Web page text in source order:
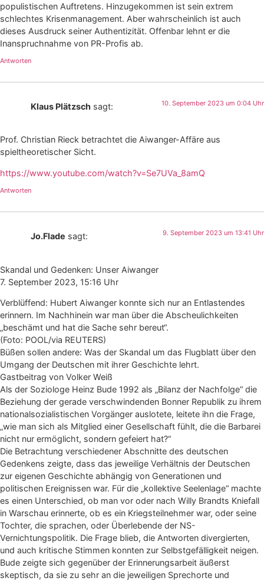
populistischen Auftretens. Hinzugekommen ist sein extrem
schlechtes Krisenmanagement. Aber wahrscheinlich ist auch
dieses Ausdruck seiner Authentizität. Offenbar lehnt er die
Inanspruchnahme von PR-Profis ab.
Antworten
Klaus Plätzsch sagt: 10. September 2023 um 0:04 Uhr
Prof. Christian Rieck betrachtet die Aiwanger-Affäre aus
spieltheoretischer Sicht.
https://www.youtube.com/watch?v=Se7UVa_8amQ
Antworten
Jo.Flade sagt: 9. September 2023 um 13:41 Uhr
Skandal und Gedenken: Unser Aiwanger
7. September 2023, 15:16 Uhr
Verblüffend: Hubert Aiwanger konnte sich nur an Entlastendes
erinnern. Im Nachhinein war man über die Abscheulichkeiten
„beschämt und hat die Sache sehr bereut“.
(Foto: POOL/via REUTERS)
Büßen sollen andere: Was der Skandal um das Flugblatt über den
Umgang der Deutschen mit ihrer Geschichte lehrt.
Gastbeitrag von Volker Weiß
Als der Soziologe Heinz Bude 1992 als „Bilanz der Nachfolge“ die
Beziehung der gerade verschwindenden Bonner Republik zu ihrem
nationalsozialistischen Vorgänger auslotete, leitete ihn die Frage,
„wie man sich als Mitglied einer Gesellschaft fühlt, die die Barbarei
nicht nur ermöglicht, sondern gefeiert hat?“
Die Betrachtung verschiedener Abschnitte des deutschen
Gedenkens zeigte, dass das jeweilige Verhältnis der Deutschen
zur eigenen Geschichte abhängig von Generationen und
politischen Ereignissen war. Für die „kollektive Seelenlage“ machte
es einen Unterschied, ob man vor oder nach Willy Brandts Kniefall
in Warschau erinnerte, ob es ein Kriegsteilnehmer war, oder seine
Tochter, die sprachen, oder Überlebende der NS-
Vernichtungspolitik. Die Frage blieb, die Antworten divergierten,
und auch kritische Stimmen konnten zur Selbstgefälligkeit neigen.
Bude zeigte sich gegenüber der Erinnerungsarbeit äußerst
skeptisch, da sie zu sehr an die jeweiligen Sprechorte und